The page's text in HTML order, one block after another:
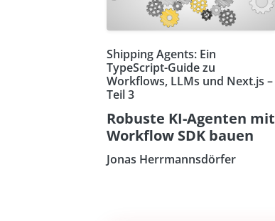
Shipping Agents: Ein
TypeScript-Guide zu
Workflows, LLMs und Next.js –
Teil 3
Robuste KI-Agenten mit
Workflow SDK bauen
Jonas Herrmannsdörfer